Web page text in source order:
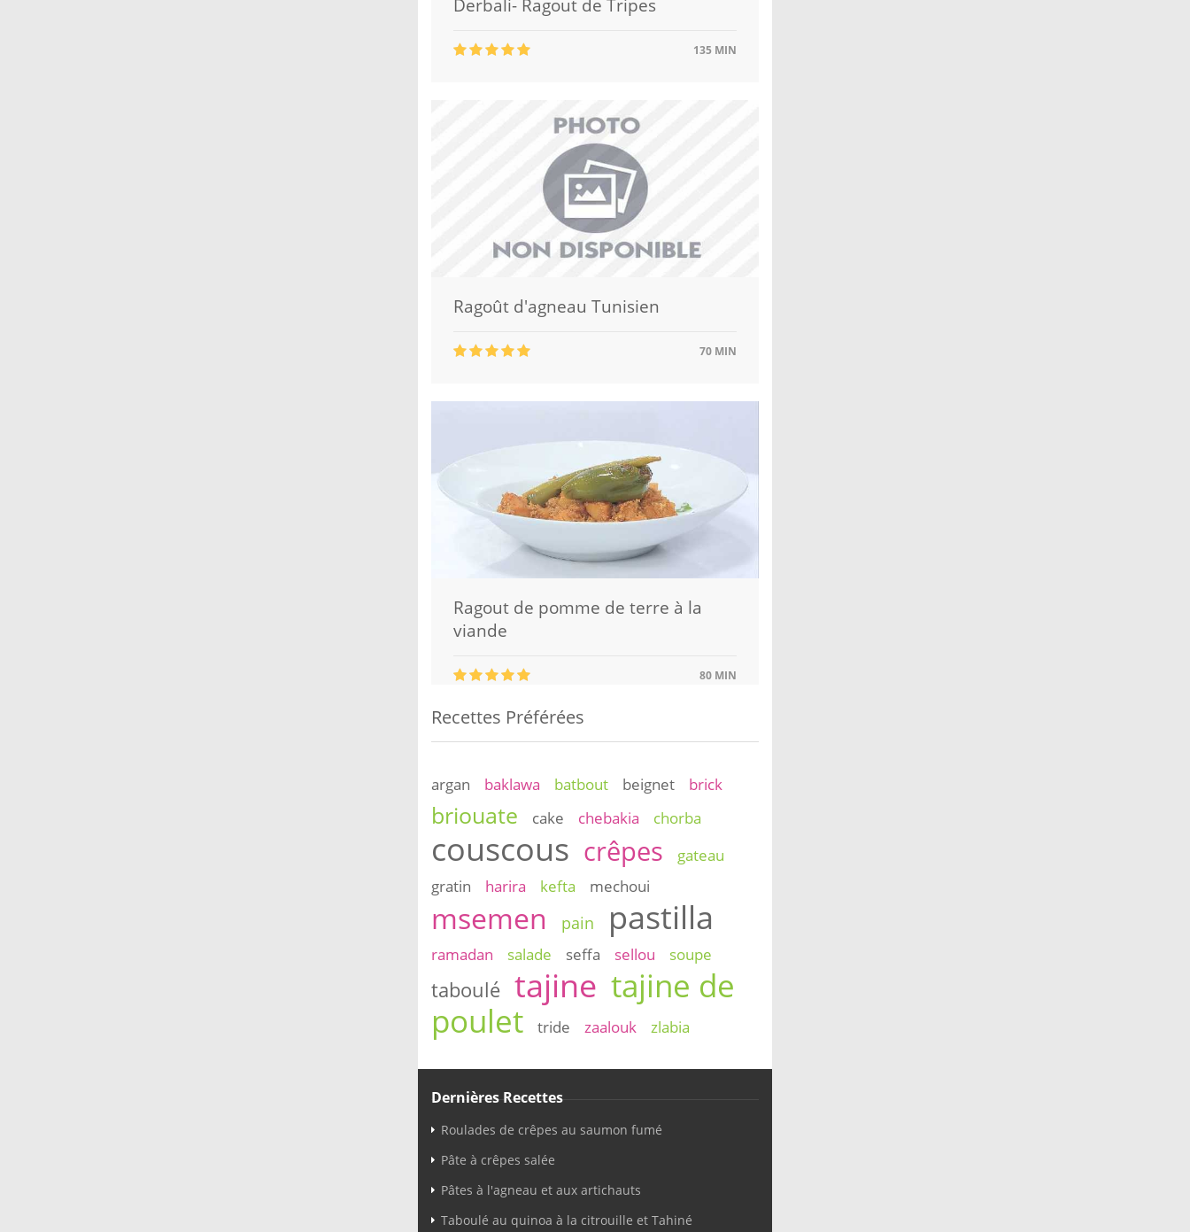
Derbali- Ragout de Tripes
135 MIN
Ragoût d'agneau Tunisien
70 MIN
Ragout de pomme de terre à la
viande
80 MIN
Recettes Préférées
argan baklawa batbout beignet brick
briouate cake chebakia chorba
couscous crêpes
gateau
gratin
harira kefta mechoui
msemen pain pastilla
ramadan salade seffa sellou soupe
taboulé tajine tajine de
poulet
tride zaalouk zlabia
Dernières Recettes
Roulades de crêpes au saumon fumé
Pâte à crêpes salée
Pâtes à l'agneau et aux artichauts
Taboulé au quinoa à la citrouille et Tahiné